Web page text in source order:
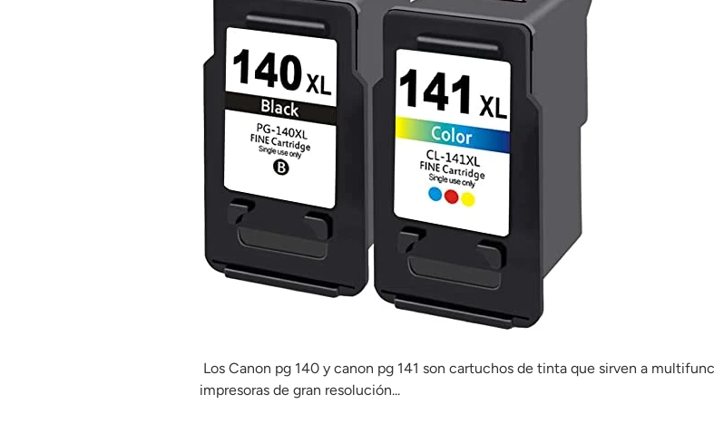
Los Canon pg 140 y canon pg 141 son cartuchos de tinta que sirven a
impresoras de gran resolución...